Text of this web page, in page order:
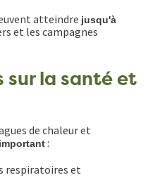
atteindre jusqu'à
et les campagnes
sur la santé et
de chaleur et
:
respiratoires et